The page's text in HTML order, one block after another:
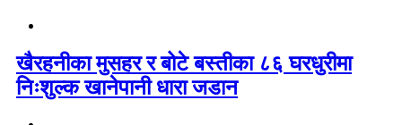
खैरहनीका मुसहर र बोटे बस्तीका ८६ घरधुरीमा
निःशुल्क खानेपानी धारा जडान